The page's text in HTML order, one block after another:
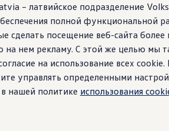
– латвийское подразделение
полной функциональной
сделать посещение веб-сайта
нем рекламу. С этой же целью
на использование всех
управлять определенными
нашей политике использования
в
и узких лесных
есть бесчисленное